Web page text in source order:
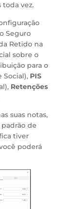
toda vez.
Seguro
Retido na
sobre o
para o
Social), PIS
Retenções
suas notas,
de
tiver
poderá